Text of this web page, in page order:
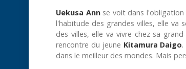
Uekusa Annse voit dans l'obligation
l'habitude des grandes villes, elle va
des villes, elle va vivre chez sa
rencontre du jeune Kitamura Daigo
dans le meilleur des mondes. Mais